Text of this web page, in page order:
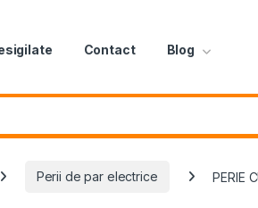
Contact Blog
Perii de par electrice PERIE